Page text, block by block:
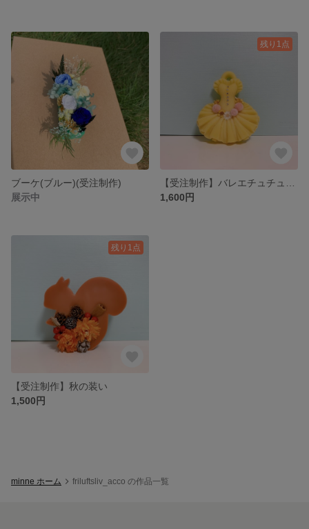
ブーケ(ブルー)(受注制作)
展示中
残り1点
1,600円
残り1点
【受注制作】秋の装い
1,500円
minne ホーム friluftsliv_acco の作品一覧